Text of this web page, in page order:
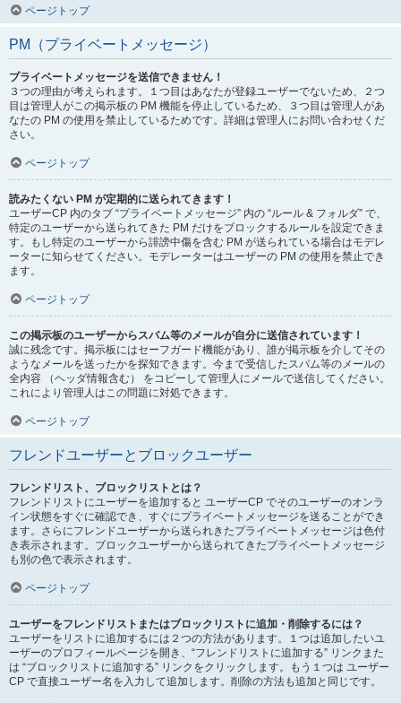
ページトップ
PM（プライベートメッセージ）
プライベートメッセージを送信できません！
３つの理由が考えられます。１つ目はあなたが登録ユーザーでないため、２つ
目は管理人がこの掲示板の PM 機能を停止しているため、３つ目は管理人があ
なたの PM の使用を禁止しているためです。詳細は管理人にお問い合わせくだ
さい。
ページトップ
読みたくない PM が定期的に送られてきます！
ユーザーCP 内のタブ “プライベートメッセージ” 内の “ルール & フォルダ” で、
特定のユーザーから送られてきた PM だけをブロックするルールを設定できま
す。もし特定のユーザーから誹謗中傷を含む PM が送られている場合はモデレ
ーターに知らせてください。モデレーターはユーザーの PM の使用を禁止でき
ます。
ページトップ
この掲示板のユーザーからスパム等のメールが自分に送信されています！
誠に残念です。掲示板にはセーフガード機能があり、誰が掲示板を介してその
ようなメールを送ったかを探知できます。今まで受信したスパム等のメールの
全内容 （ヘッダ情報含む） をコピーして管理人にメールで送信してください。
これにより管理人はこの問題に対処できます。
ページトップ
フレンドユーザーとブロックユーザー
フレンドリスト、ブロックリストとは？
フレンドリストにユーザーを追加すると ユーザーCP でそのユーザーのオンラ
イン状態をすぐに確認でき、すぐにプライベートメッセージを送ることができ
ます。さらにフレンドユーザーから送られきたプライベートメッセージは色付
き表示されます。ブロックユーザーから送られてきたプライベートメッセージ
も別の色で表示されます。
ページトップ
ユーザーをフレンドリストまたはブロックリストに追加・削除するには？
ユーザーをリストに追加するには２つの方法があります。１つは追加したいユ
ーザーのプロフィールページを開き、“フレンドリストに追加する” リンクまた
は “ブロックリストに追加する” リンクをクリックします。もう１つは ユーザー
CP で直接ユーザー名を入力して追加します。削除の方法も追加と同じです。